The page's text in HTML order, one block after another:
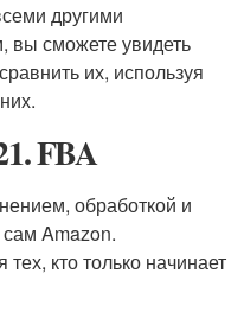
другими
вы сможете увидеть
их, используя
FBA
обработкой и
Amazon.
кто только начинает